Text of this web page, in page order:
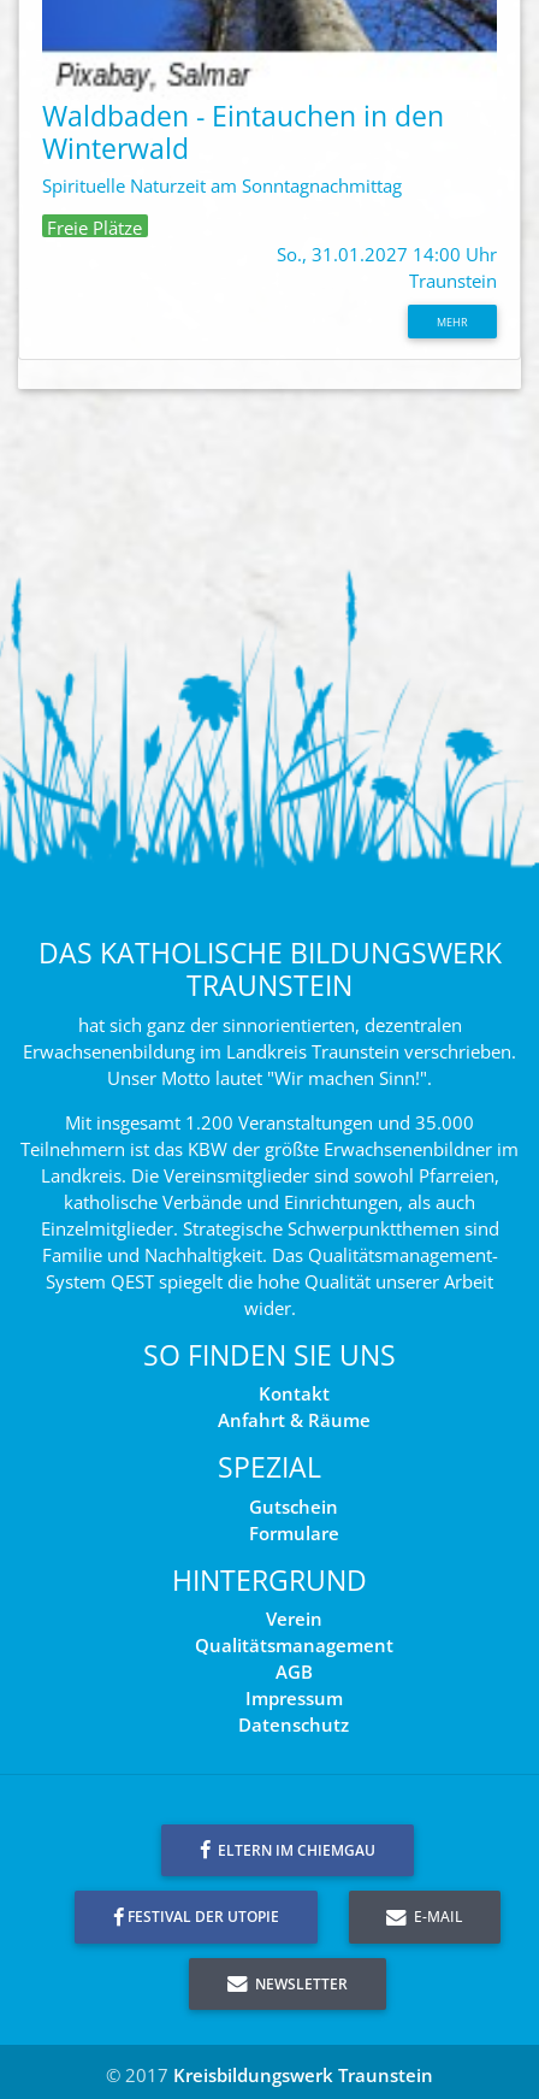
Waldbaden - Eintauchen in den
Winterwald
Spirituelle Naturzeit am Sonntagnachmittag
Freie Plätze
So., 31.01.2027 14:00 Uhr
Traunstein
MEHR
DAS KATHOLISCHE BILDUNGSWERK
TRAUNSTEIN
hat sich ganz der sinnorientierten, dezentralen
Erwachsenenbildung im Landkreis Traunstein verschrieben.
Unser Motto lautet "Wir machen Sinn!".
Mit insgesamt 1.200 Veranstaltungen und 35.000
Teilnehmern ist das KBW der größte Erwachsenenbildner im
Landkreis. Die Vereinsmitglieder sind sowohl Pfarreien,
katholische Verbände und Einrichtungen, als auch
Einzelmitglieder. Strategische Schwerpunktthemen sind
Familie und Nachhaltigkeit. Das Qualitätsmanagement-
System QEST spiegelt die hohe Qualität unserer Arbeit
wider.
SO FINDEN SIE UNS
Kontakt
Anfahrt & Räume
SPEZIAL
Gutschein
Formulare
HINTERGRUND
Verein
Qualitätsmanagement
AGB
Impressum
Datenschutz
ELTERN IM CHIEMGAU
FESTIVAL DER UTOPIE E-MAIL
NEWSLETTER
© 2017 Kreisbildungswerk Traunstein